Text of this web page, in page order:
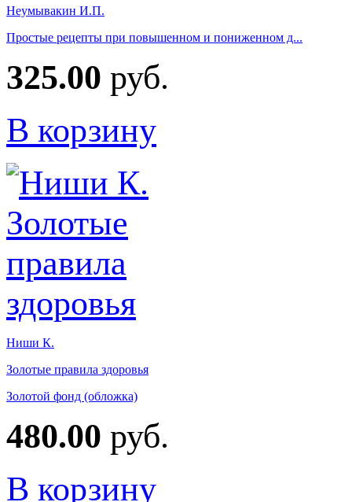
Неумывакин И.П.
Простые рецепты при повышенном и пониженном д...
325.00 руб.
В корзину
Ниши К.
Золотые правила здоровья
Золотой фонд (обложка)
480.00 руб.
В корзину